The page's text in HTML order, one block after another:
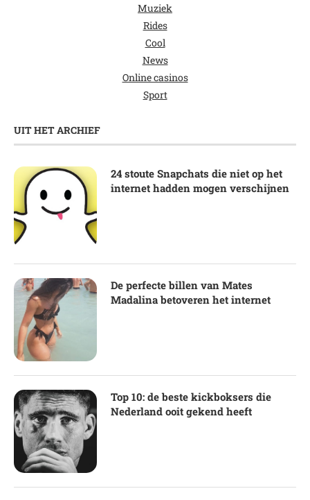
Muziek
Rides
Cool
News
Online casinos
Sport
UIT HET ARCHIEF
24 stoute Snapchats die niet op het
internet hadden mogen verschijnen
De perfecte billen van Mates
Madalina betoveren het internet
Top 10: de beste kickboksers die
Nederland ooit gekend heeft